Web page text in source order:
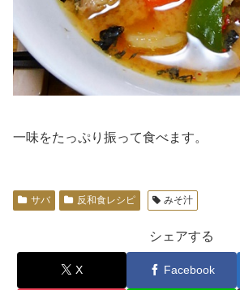
一味をたっぷり振って食べます。
サバ 反和食レシピ みそ汁
シェアする
X Facebook